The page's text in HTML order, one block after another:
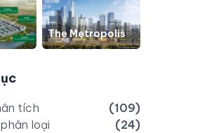
The Metropolis
tích
(109)
loại
(24)